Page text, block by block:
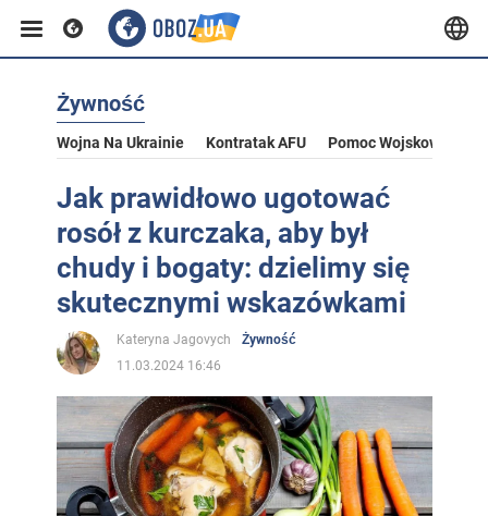
Żywność
Wojna Na Ukrainie Kontratak AFU Pomoc Wojskowa Dla
Jak prawidłowo ugotować
rosół z kurczaka, aby był
chudy i bogaty: dzielimy się
skutecznymi wskazówkami
Kateryna Jagovych
Żywność
11.03.2024 16:46